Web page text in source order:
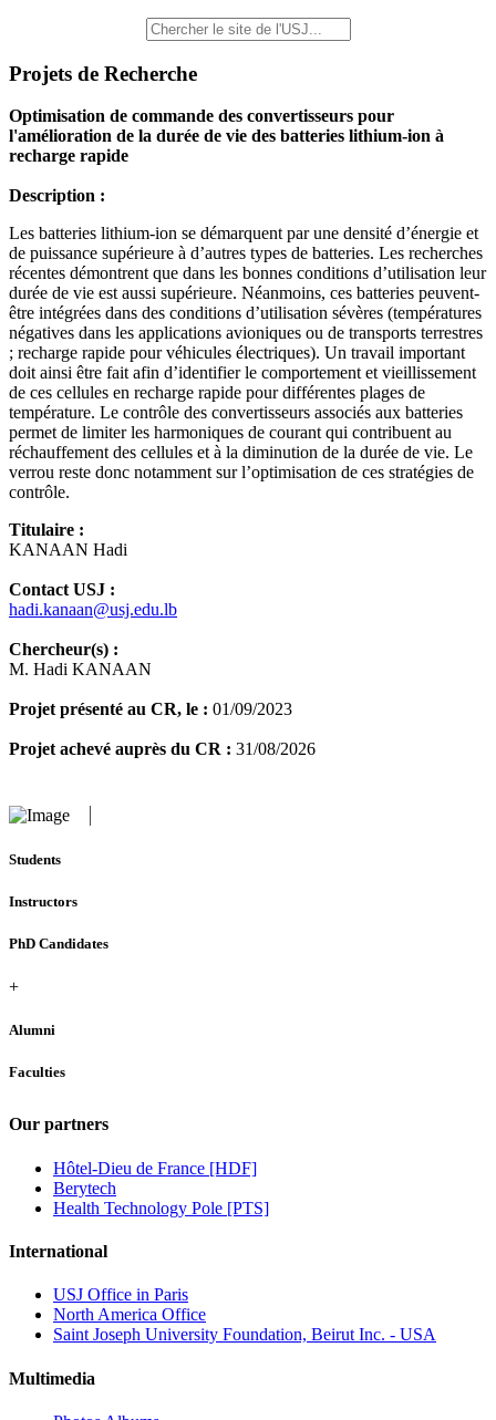
Projets de Recherche
Optimisation de commande des convertisseurs pour
l'amélioration de la durée de vie des batteries lithium-ion à
recharge rapide
Description :
Les batteries lithium-ion se démarquent par une densité d’énergie et
de puissance supérieure à d’autres types de batteries. Les recherches
récentes démontrent que dans les bonnes conditions d’utilisation leur
durée de vie est aussi supérieure. Néanmoins, ces batteries peuvent-
être intégrées dans des conditions d’utilisation sévères (températures
négatives dans les applications avioniques ou de transports terrestres
; recharge rapide pour véhicules électriques). Un travail important
doit ainsi être fait afin d’identifier le comportement et vieillissement
de ces cellules en recharge rapide pour différentes plages de
température. Le contrôle des convertisseurs associés aux batteries
permet de limiter les harmoniques de courant qui contribuent au
réchauffement des cellules et à la diminution de la durée de vie. Le
verrou reste donc notamment sur l’optimisation de ces stratégies de
contrôle.
Titulaire :
KANAAN Hadi
Contact USJ :
hadi.kanaan@usj.edu.lb
Chercheur(s) :
M. Hadi KANAAN
Projet présenté au CR, le : 01/09/2023
Projet achevé auprès du CR : 31/08/2026
Students
Instructors
PhD Candidates
+
Alumni
Faculties
Our partners
Hôtel-Dieu de France [HDF]
Berytech
Health Technology Pole [PTS]
International
USJ Office in Paris
North America Office
Saint Joseph University Foundation, Beirut Inc. - USA
Multimedia